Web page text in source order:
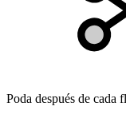
Poda después de cada